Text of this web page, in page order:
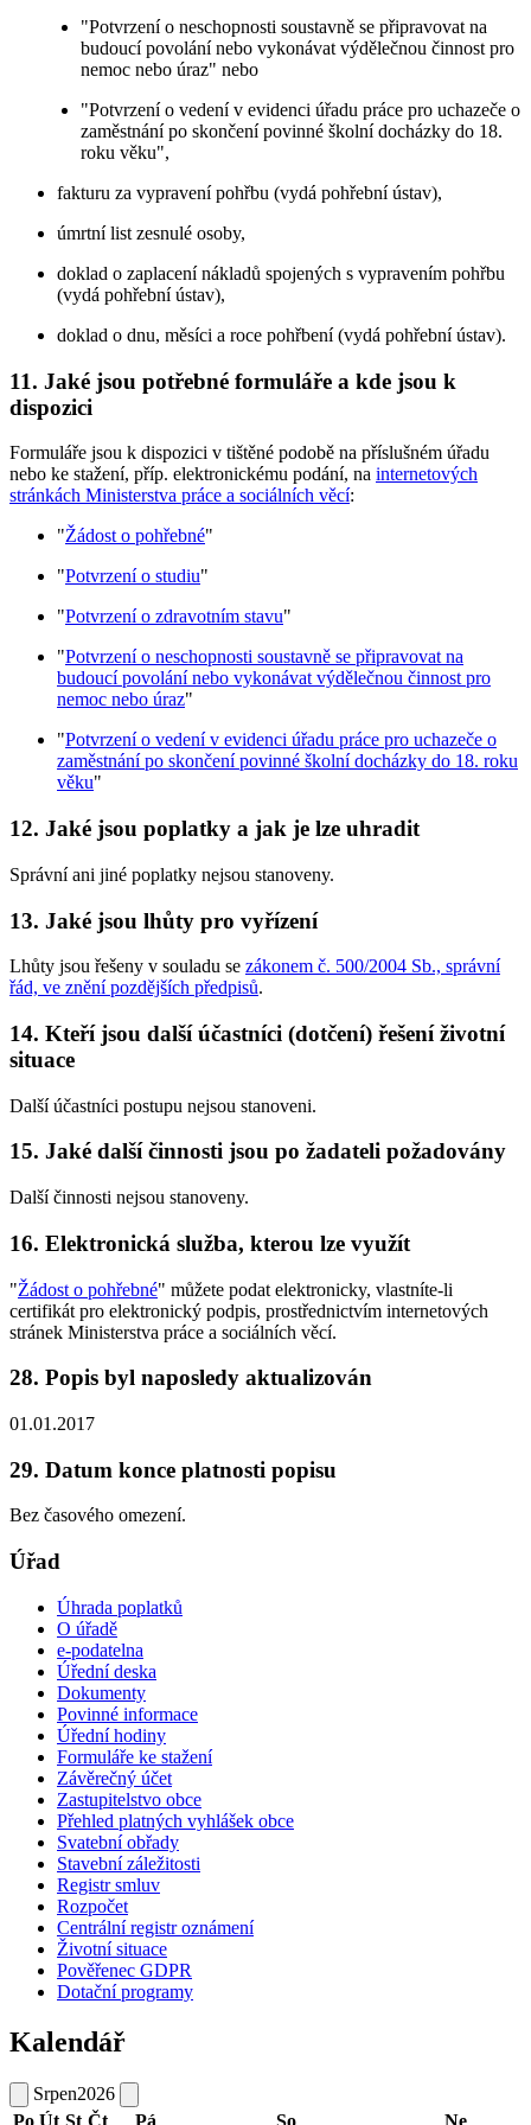
"Potvrzení o neschopnosti soustavně se připravovat na
budoucí povolání nebo vykonávat výdělečnou činnost pro
nemoc nebo úraz" nebo
"Potvrzení o vedení v evidenci úřadu práce pro uchazeče o
zaměstnání po skončení povinné školní docházky do 18.
roku věku",
fakturu za vypravení pohřbu (vydá pohřební ústav),
úmrtní list zesnulé osoby,
doklad o zaplacení nákladů spojených s vypravením pohřbu
(vydá pohřební ústav),
doklad o dnu, měsíci a roce pohřbení (vydá pohřební ústav).
11. Jaké jsou potřebné formuláře a kde jsou k
dispozici
Formuláře jsou k dispozici v tištěné podobě na příslušném úřadu
nebo ke stažení, příp. elektronickému podání, na internetových
stránkách Ministerstva práce a sociálních věcí:
"Žádost o pohřebné"
"Potvrzení o studiu"
"Potvrzení o zdravotním stavu"
"Potvrzení o neschopnosti soustavně se připravovat na
budoucí povolání nebo vykonávat výdělečnou činnost pro
nemoc nebo úraz"
"Potvrzení o vedení v evidenci úřadu práce pro uchazeče o
zaměstnání po skončení povinné školní docházky do 18. roku
věku"
12. Jaké jsou poplatky a jak je lze uhradit
Správní ani jiné poplatky nejsou stanoveny.
13. Jaké jsou lhůty pro vyřízení
Lhůty jsou řešeny v souladu se zákonem č. 500/2004 Sb., správní
řád, ve znění pozdějších předpisů.
14. Kteří jsou další účastníci (dotčení) řešení životní
situace
Další účastníci postupu nejsou stanoveni.
15. Jaké další činnosti jsou po žadateli požadovány
Další činnosti nejsou stanoveny.
16. Elektronická služba, kterou lze využít
"Žádost o pohřebné" můžete podat elektronicky, vlastníte-li
certifikát pro elektronický podpis, prostřednictvím internetových
stránek Ministerstva práce a sociálních věcí.
28. Popis byl naposledy aktualizován
01.01.2017
29. Datum konce platnosti popisu
Bez časového omezení.
Úřad
Úhrada poplatků
O úřadě
e-podatelna
Úřední deska
Dokumenty
Povinné informace
Úřední hodiny
Formuláře ke stažení
Závěrečný účet
Zastupitelstvo obce
Přehled platných vyhlášek obce
Svatební obřady
Stavební záležitosti
Registr smluv
Rozpočet
Centrální registr oznámení
Životní situace
Pověřenec GDPR
Dotační programy
Kalendář
Srpen2026
Po Út St Čt Pá So Ne